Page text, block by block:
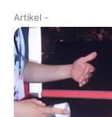
Artikel -